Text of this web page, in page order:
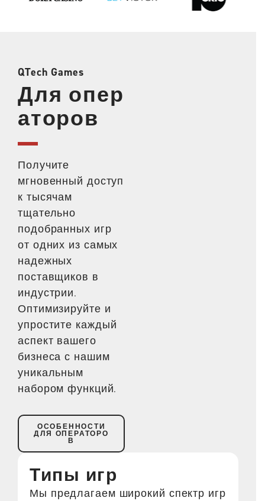
QTech Games
Для опер
аторов
Получите
мгновенный доступ
к тысячам
тщательно
подобранных игр
от одних из самых
надежных
поставщиков в
индустрии.
Оптимизируйте и
упростите каждый
аспект вашего
бизнеса с нашим
уникальным
набором функций.
ОСОБЕННОСТИ
ДЛЯ ОПЕРАТОРО
В
Типы игр
Мы предлагаем широкий спектр игр